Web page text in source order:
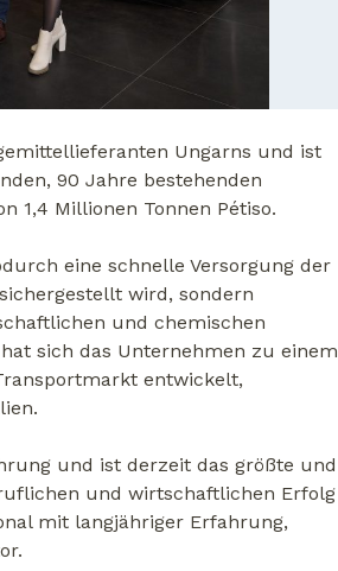
Ungarns und ist
90 Jahre bestehenden
1,4 Millionen Tonnen Pétiso.
eine schnelle Versorgung der
wird, sondern
und chemischen
sich das Unternehmen zu einem
entwickelt,
und ist derzeit das größte und
und wirtschaftlichen Erfolg
mit langjähriger Erfahrung,